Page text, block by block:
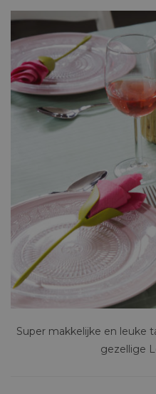
Super makkelijke en leuke
gezellige